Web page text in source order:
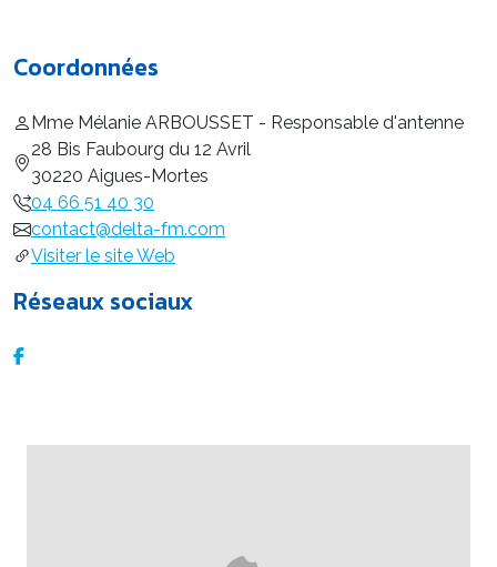
Coordonnées
Mme Mélanie ARBOUSSET - Responsable d'antenne
28 Bis Faubourg du 12 Avril
30220 Aigues-Mortes
04 66 51 40 30
contact@delta-fm.com
Visiter le site Web
Réseaux sociaux